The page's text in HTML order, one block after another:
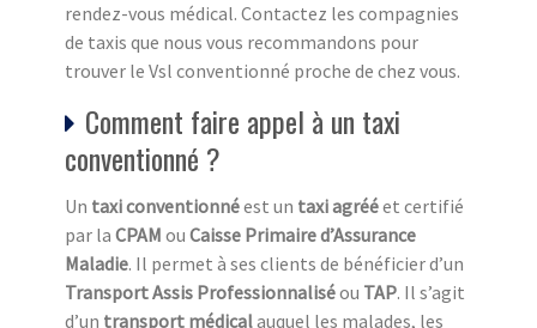
rendez-vous médical. Contactez les compagnies
de taxis que nous vous recommandons pour
trouver le Vsl conventionné proche de chez vous.
Comment faire appel à un taxi
conventionné ?
Un taxi conventionnéest un taxi agrééet certifié
par la CPAM ou Caisse Primaire d’Assurance
Maladie. Il permet à ses clients de bénéficier d’un
Transport Assis Professionnaliséou TAP. Il s’agit
d’un transport médicalauquel les malades, les